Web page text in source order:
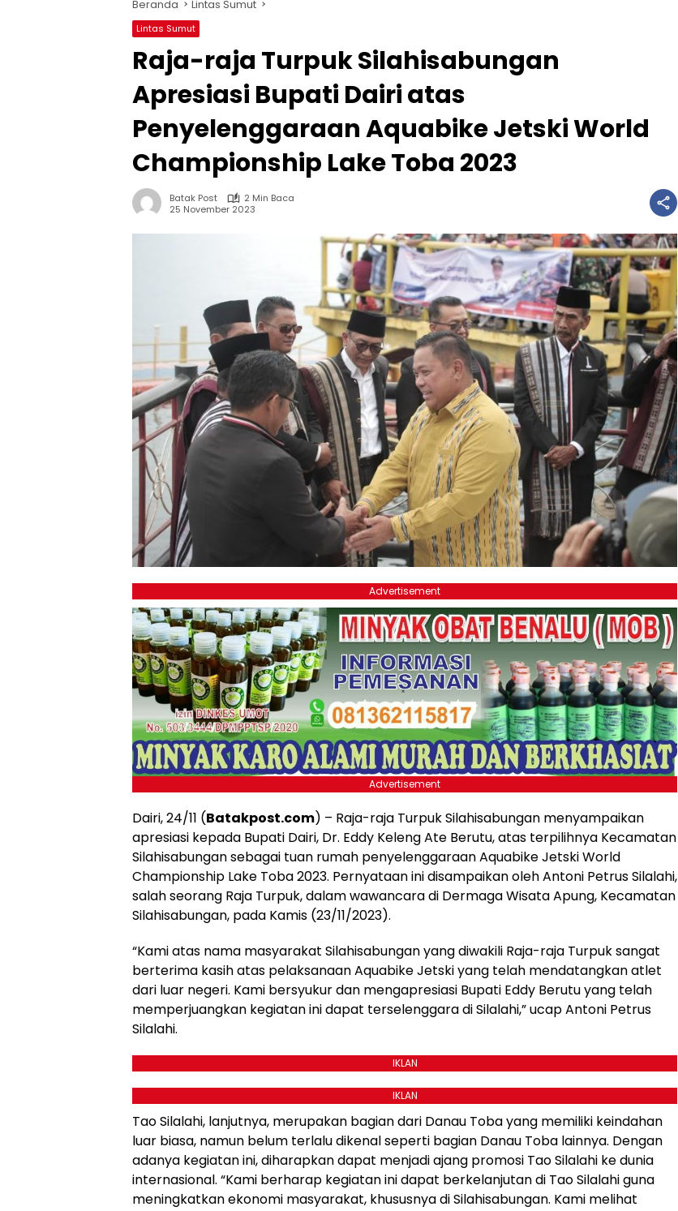
Beranda Lintas Sumut
Lintas Sumut
Raja-raja Turpuk Silahisabungan
Apresiasi Bupati Dairi atas
Penyelenggaraan Aquabike Jetski World
Championship Lake Toba 2023
Batak Post
2 Min Baca
25 November 2023
Advertisement
Advertisement
Dairi, 24/11 (Batakpost.com) – Raja-raja Turpuk Silahisabungan menyampaikan
apresiasi kepada Bupati Dairi, Dr. Eddy Keleng Ate Berutu, atas terpilihnya Kecamatan
Silahisabungan sebagai tuan rumah penyelenggaraan Aquabike Jetski World
Championship Lake Toba 2023. Pernyataan ini disampaikan oleh Antoni Petrus Silalahi,
salah seorang Raja Turpuk, dalam wawancara di Dermaga Wisata Apung, Kecamatan
Silahisabungan, pada Kamis (23/11/2023).
“Kami atas nama masyarakat Silahisabungan yang diwakili Raja-raja Turpuk sangat
berterima kasih atas pelaksanaan Aquabike Jetski yang telah mendatangkan atlet
dari luar negeri. Kami bersyukur dan mengapresiasi Bupati Eddy Berutu yang telah
memperjuangkan kegiatan ini dapat terselenggara di Silalahi,” ucap Antoni Petrus
Silalahi.
IKLAN
IKLAN
Tao Silalahi, lanjutnya, merupakan bagian dari Danau Toba yang memiliki keindahan
luar biasa, namun belum terlalu dikenal seperti bagian Danau Toba lainnya. Dengan
adanya kegiatan ini, diharapkan dapat menjadi ajang promosi Tao Silalahi ke dunia
internasional. “Kami berharap kegiatan ini dapat berkelanjutan di Tao Silalahi guna
meningkatkan ekonomi masyarakat, khususnya di Silahisabungan. Kami melihat